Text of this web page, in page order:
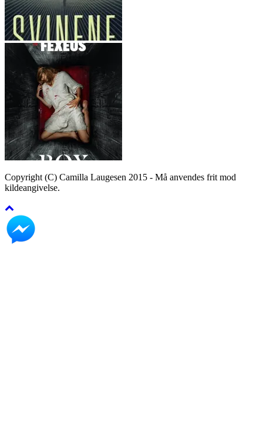
Copyright (C) Camilla Laugesen 2015 - Må anvendes frit mod
kildeangivelse.